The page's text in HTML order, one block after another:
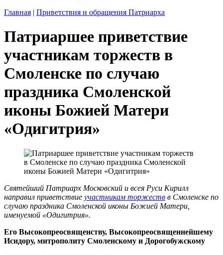
Главная | Приветствия и обращения Патриарха
Патриаршее приветствие
участникам торжеств в
Смоленске по случаю
праздника Смоленской
иконы Божией Матери
«Одигитрия»
Святейший Патриарх Московский и всея Руси Кирилл
направил приветствие участникам торжеств в Смоленске по
случаю праздника Смоленской иконы Божией Матери,
именуемой «Одигитрия».
Его Высокопреосвященству, Высокопреосвященнейшему
Исидору, митрополиту Смоленскому и Дорогобужскому